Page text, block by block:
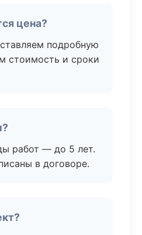
цена?
подробную
стоимость и сроки
работ — до 5 лет.
в договоре.